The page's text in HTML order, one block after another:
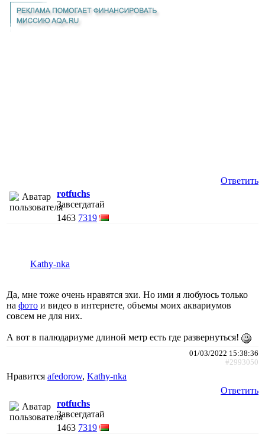
Ответить
rotfuchs
Завсегдатай
1463 7319
Kathy-nka
Да, мне тоже очень нравятся эхи. Но ими я любуюсь только
на фото и видео в интернете, объемы моих аквариумов
совсем не для них.
А вот в палюдариуме длиной метр есть где развернуться!
01/03/2022 15:38:36
#2993050
Нравится afedorow, Kathy-nka
Ответить
rotfuchs
Завсегдатай
1463 7319